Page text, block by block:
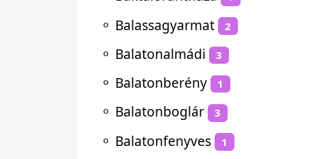
⚬ Balassagyarmat 2
⚬ Balatonalmádi 3
⚬ Balatonberény 1
⚬ Balatonboglár 3
⚬ Balatonfenyves 1